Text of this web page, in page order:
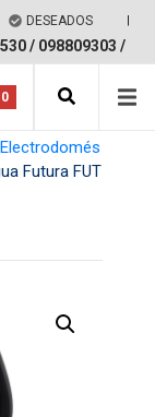
DESEADOS |
/ 098809303 /
0
Futura FUT